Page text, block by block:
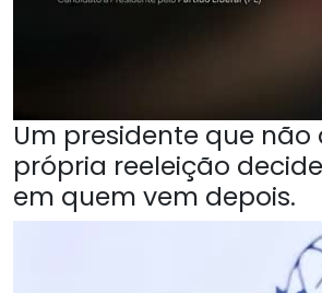
Um presidente que não
própria reeleição
em quem vem depois.